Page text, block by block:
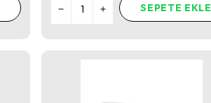
SEPETE EKLE